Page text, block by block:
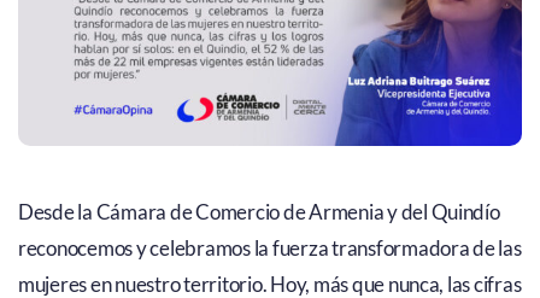
Desde la Cámara de Comercio de Armenia y del Quindío
reconocemos y celebramos la fuerza transformadora de las
mujeres en nuestro territorio. Hoy, más que nunca, las cifras